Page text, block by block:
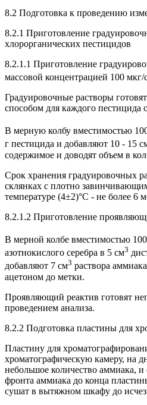
8.2 Подготовка к проведению
8.2.1 Приготовление
хлорорганических пестицидов
8.2.1.1 Приготовление
массовой концентрацией 100 мкг/
Градуировочные растворы
способом для каждого пестицида
В мерную колбу вместимостью
г пестицида и добавляют 10 - 15
содержимое и доводят объем в
Срок хранения градуировочных
склянках с плотно
температуре (4±2)°С - не более 6
8.2.1.2 Приготовление
В мерной колбе вместимостью
азотнокислого серебра в 5 см3
добавляют 7 см3 раствора
ацетоном до метки.
Проявляющий реактив готовят
проведением анализа.
8.2.2 Подготовка пластины для
Пластину для
хроматографическую камеру, на
небольшое количество аммиака,
фронта аммиака до конца
сушат в вытяжном шкафу до